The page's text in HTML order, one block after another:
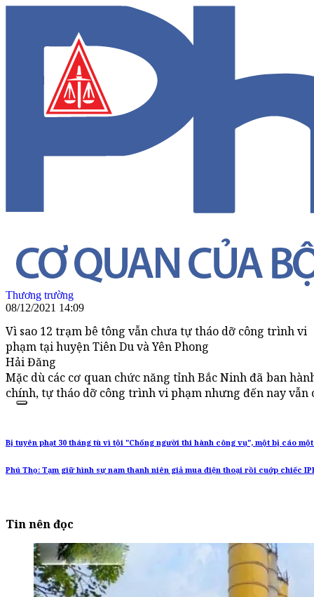
Thương trường
08/12/2021 14:09
Vì sao 12 trạm bê tông vẫn chưa tự tháo dỡ công trình vi
phạm tại huyện Tiên Du và Yên Phong
Hải Đăng
Mặc dù các cơ quan chức năng tỉnh Bắc Ninh đã ban
chính, tự tháo dỡ công trình vi phạm nhưng đến nay
Bị tuyên phạt 30 tháng tù vì tội "Chống người thi hành công vụ", một bị cáo
Phú Thọ: Tạm giữ hình sự nam thanh niên giả mua điện thoại rồi cuớp chiếc
Tin nên đọc